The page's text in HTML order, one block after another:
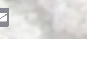
Email